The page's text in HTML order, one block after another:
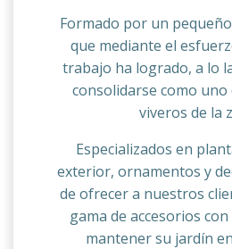
Formado por un
que mediante el
trabajo ha logrado, a lo
consolidarse como uno
viveros de la
Especializados en
exterior, ornamentos y
de ofrecer a nuestros
gama de accesorios
mantener su jardín